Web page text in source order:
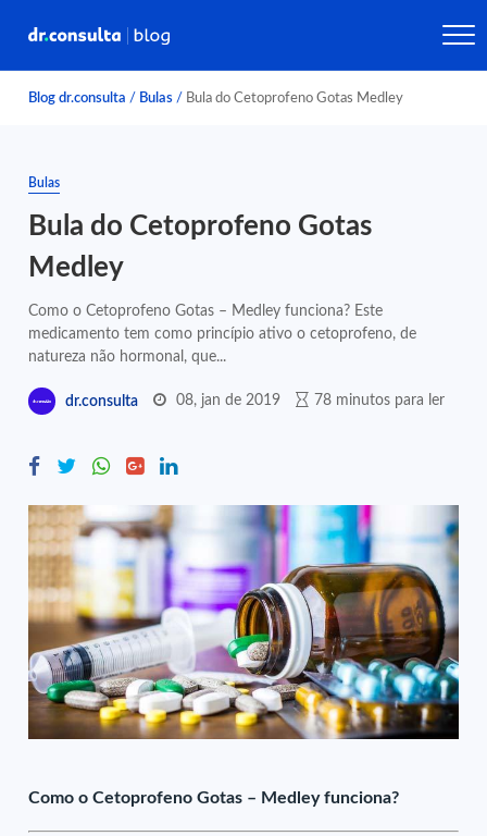
Blog dr.consulta / Bulas / Bula do Cetoprofeno Gotas Medley
Bulas
Bula do Cetoprofeno Gotas
Medley
Como o Cetoprofeno Gotas – Medley funciona? Este
medicamento tem como princípio ativo o cetoprofeno, de
natureza não hormonal, que...
dr.consulta 08, jan de 2019 78 minutos para ler
Como o Cetoprofeno Gotas – Medley funciona?